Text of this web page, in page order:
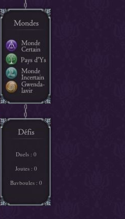
Duels : 0
Joutes : 0
Bavboules : 0